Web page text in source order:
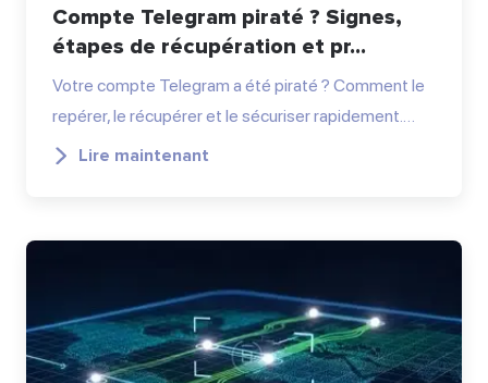
Compte Telegram piraté ? Signes,
étapes de récupération et pr...
Votre compte Telegram a été piraté ? Comment le
repérer, le récupérer et le sécuriser rapidement.…
Lire maintenant